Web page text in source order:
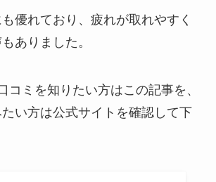
優れており、疲れが取れやすく
ありました。
コミを知りたい方はこの記事を、
い方は公式サイトを確認して下